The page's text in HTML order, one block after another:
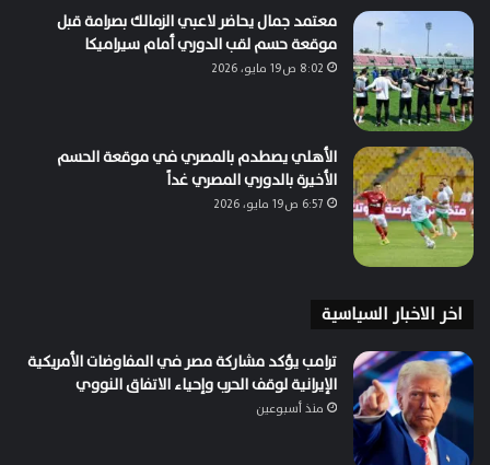
معتمد جمال يحاضر لاعبي الزمالك بصرامة قبل
موقعة حسم لقب الدوري أمام سيراميكا
8:02 ص19 مايو، 2026
الأهلي يصطدم بالمصري في موقعة الحسم
الأخيرة بالدوري المصري غداً
6:57 ص19 مايو، 2026
اخر الاخبار السياسية
ترامب يؤكد مشاركة مصر في المفاوضات الأمريكية
الإيرانية لوقف الحرب وإحياء الاتفاق النووي
منذ أسبوعين